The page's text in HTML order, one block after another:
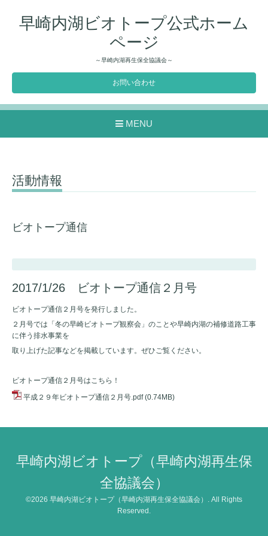
早崎内湖ビオトープ公式ホーム
ページ
～早崎内湖再生保全協議会～
お問い合わせ
MENU
活動情報
ビオトープ通信
2017/1/26 ビオトープ通信２月号
ビオトープ通信２月号を発行しました。
２月号では「冬の早崎ビオトープ観察会」のことや早崎内湖の補修道路工事
に伴う排水事業を
取り上げた記事などを掲載しています。ぜひご覧ください。
ビオトープ通信２月号はこちら！
平成２９年ビオトープ通信２月号.pdf (0.74MB)
早崎内湖ビオトープ（早崎内湖再生保
全協議会）
©2026 早崎内湖ビオトープ（早崎内湖再生保全協議会）
. All Rights
Reserved.